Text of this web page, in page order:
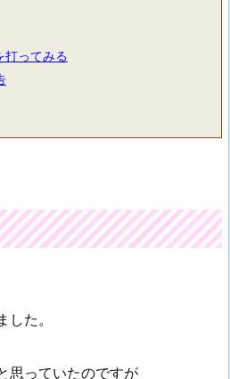
打ってみる
た。
思っていたのですが